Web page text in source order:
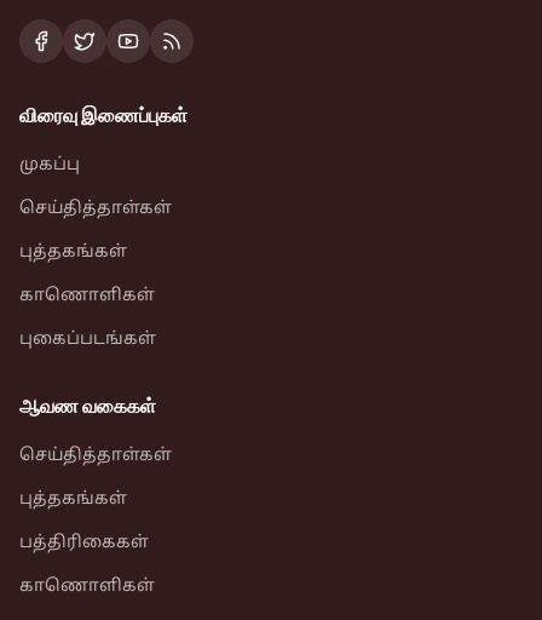
விரைவு இணைப்புகள்
முகப்பு
செய்தித்தாள்கள்
புத்தகங்கள்
காணொளிகள்
புகைப்படங்கள்
ஆவண வகைகள்
செய்தித்தாள்கள்
புத்தகங்கள்
பத்திரிகைகள்
காணொளிகள்